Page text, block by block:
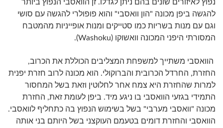
נפוץ לאיזורים שונים בהם ניתן לגדלו. זן הוואסבי הנפוץ ביותר
להגשה ביפן מכונה "הון וואסבי" והוא פופולרי להגשה עם סושי
וגם עם מנות בשריות כמו סטייקים ומנות אופייניות מהמטבח
המסורתי היפני המכונה וואשוקו (Washoku).
הוואסבי משתייך למשפחת המצליבים הכוללת את הכרוב,
החזרת, החרדל הכרובית והברוקולי. הוא מכונה לרוב חזרת יפנית
למרות שהחזרת היא צמח אחר לחלוטין וזאת בשל המחסור
התמידי בגזעי הוואסבי בו ניגע מיד. ביפן לעומת זאת, החזרת
מכונה "וואסבי מערבי" בשל בשימוש הנפוץ בה כתחליף לוואסבי.
הוואסבי והחזרת דומים בטעמם העוקצני בשל היותם בני אותה